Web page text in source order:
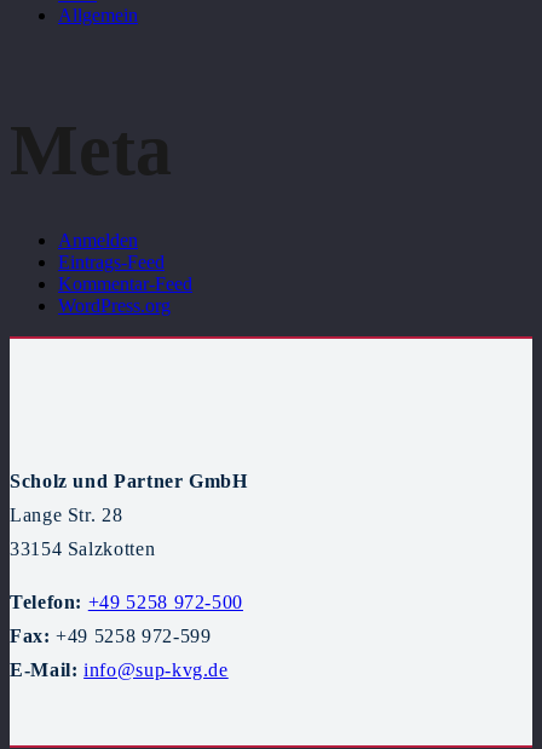
Allgemein
Meta
Anmelden
Eintrags-Feed
Kommentar-Feed
WordPress.org
Scholz und Partner GmbH
Lange Str. 28
33154 Salzkotten
Telefon: +49 5258 972-500
Fax: +49 5258 972-599
E-Mail: info@sup-kvg.de